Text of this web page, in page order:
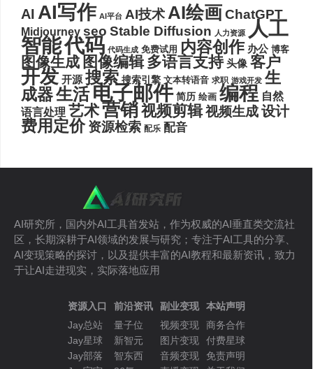
AI AI写作 AI平台 AI技术AI绘画ChatGPT
Midjourney seo Stable Diffusion 人力资源 人工
智能代码 代码生成 免费试用 内容创作 办公 博客
图像生成 图像编辑 多语言支持 头像 客户
开发 开源 搜索 搜索引擎 文本转语音 求职 游戏开发 生
成器生活电子邮件 简历 绘画 编程 自然
语言处理 艺术营销视频剪辑视频生成设计
费用定价 资源检索 配乐 配音
AI研究所，国内外AI工具首发站，作为权威的AI垂直类交流社
区，长期深耕于AI领域的发展与研究；专注于AI工具的分享、
AI变现策略的探讨，以及提供丰富的AI教程和最新资讯，致力
于让AI走进现实，实际落地应用
资源入口
Jay总站
Jay星球
Jay部落
前沿资讯
量子位
新智元
智东西
副业变现
视频变现
图片变现
音频变现
本站声明
商务合作
付费星球
免责声明